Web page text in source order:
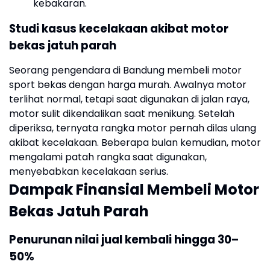
kebakaran.
Studi kasus kecelakaan akibat motor
bekas jatuh parah
Seorang pengendara di Bandung membeli motor
sport bekas dengan harga murah. Awalnya motor
terlihat normal, tetapi saat digunakan di jalan raya,
motor sulit dikendalikan saat menikung. Setelah
diperiksa, ternyata rangka motor pernah dilas ulang
akibat kecelakaan. Beberapa bulan kemudian, motor
mengalami patah rangka saat digunakan,
menyebabkan kecelakaan serius.
Dampak Finansial Membeli Motor
Bekas Jatuh Parah
Penurunan nilai jual kembali hingga 30–
50%